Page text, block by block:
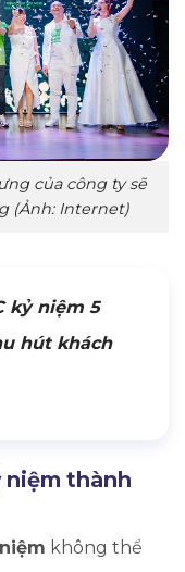
của công ty sẽ
(Ảnh: Internet)
kỷ niệm 5
hút khách
thành
không thể